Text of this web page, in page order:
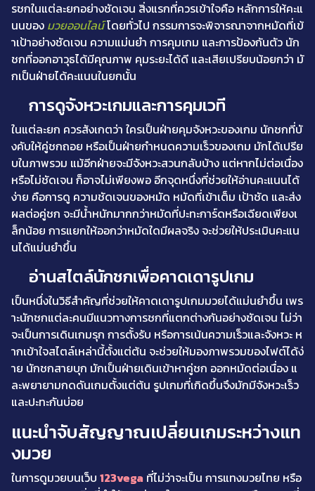
รชกในแต่ละยกอย่างชัดเจน สิ่งแรกที่ควรเข้าใจคือ หลักการให้คะแ
นนของ มวยออนไลน์โดยทั่วไป กรรมการจะพิจารณาจากหมัดที่เข้
าเป้าอย่างชัดเจน ความแม่นยำ การคุมเกม และการป้องกันตัว นัก
ชกที่ออกอาวุธได้มีคุณภาพ คุมระยะได้ดี และเสียเปรียบน้อยกว่า มั
กเป็นฝ่ายได้คะแนนในยกนั้น
การดูจังหวะเกมและการคุมเวที
ในแต่ละยก ควรสังเกตว่า ใครเป็นฝ่ายคุมจังหวะของเกม นักชกที่บั
งคับให้คู่ชกถอย หรือเป็นฝ่ายกำหนดความเร็วของเกม มักได้เปรีย
บในภาพรวม แม้อีกฝ่ายจะมีจังหวะสวนกลับบ้าง แต่หากไม่ต่อเนื่อง
หรือไม่ชัดเจน ก็อาจไม่เพียงพอ อีกจุดหนึ่งที่ช่วยให้อ่านคะแนนได้
ง่าย คือการดู ความชัดเจนของหมัด หมัดที่เข้าเต็ม เป้าชัด และส่ง
ผลต่อคู่ชก จะมีน้ำหนักมากกว่าหมัดที่ปะทะการ์ดหรือเฉียดเพียงเ
ล็กน้อย การแยกให้ออกว่าหมัดใดมีผลจริง จะช่วยให้ประเมินคะแน
นได้แม่นยำขึ้น
อ่านสไตล์นักชกเพื่อคาดเดารูปเกม
เป็นหนึ่งในวิธีสำคัญที่ช่วยให้คาดเดารูปเกมมวยได้แม่นยำขึ้น เพร
าะนักชกแต่ละคนมีแนวทางการชกที่แตกต่างกันอย่างชัดเจน ไม่ว่า
จะเป็นการเดินเกมรุก การตั้งรับ หรือการเน้นความเร็วและจังหวะ ห
ากเข้าใจสไตล์เหล่านี้ตั้งแต่ต้น จะช่วยให้มองภาพรวมของไฟต์ได้ง่
าย นักชกสายบุก มักเป็นฝ่ายเดินเข้าหาคู่ชก ออกหมัดต่อเนื่อง แ
ละพยายามกดดันเกมตั้งแต่ต้น รูปเกมที่เกิดขึ้นจึงมักมีจังหวะเร็ว
และปะทะกันบ่อย
แนะนำจับสัญญาณเปลี่ยนเกมระหว่างแท
งมวย
ในการดูมวยบนเว็บ 123vega ที่ไม่ว่าจะเป็น การแทงมวยไทย หรือ